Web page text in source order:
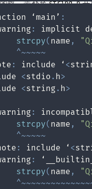
数，需补充 string.h 并
‘main’ :
:
implicit
strcpy( name ,
^~~~~~
: include ‘ <
<stdio . h>
<string . h>
:
strcpy( name ,
^~~~~~
: include ‘ <
:
strcpy( name ,
^~~~~~~~~~~~~~~